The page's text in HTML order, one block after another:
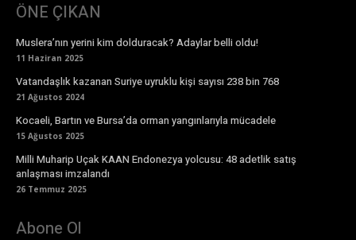
ÖNE ÇIKAN
Muslera’nın yerini kim dolduracak? Adaylar belli oldu!
11 Haziran 2025
Vatandaşlık kazanan Suriye uyruklu kişi sayısı 238 bin 768
21 Ağustos 2024
Kocaeli, Bartın ve Bursa’da orman yangınlarıyla mücadele
15 Ağustos 2025
Milli Muharip Uçak KAAN Endonezya yolcusu: 48 adetlik satış
anlaşması imzalandı
26 Temmuz 2025
Abone Ol